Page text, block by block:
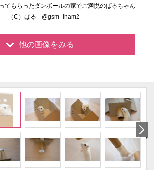
てもらったダンボールの家でご満悦のぱるちゃん
（C）ぱる @gsm_iham2
他の画像をみる